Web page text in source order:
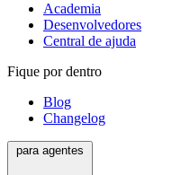
Academia
Desenvolvedores
Central de ajuda
Fique por dentro
Blog
Changelog